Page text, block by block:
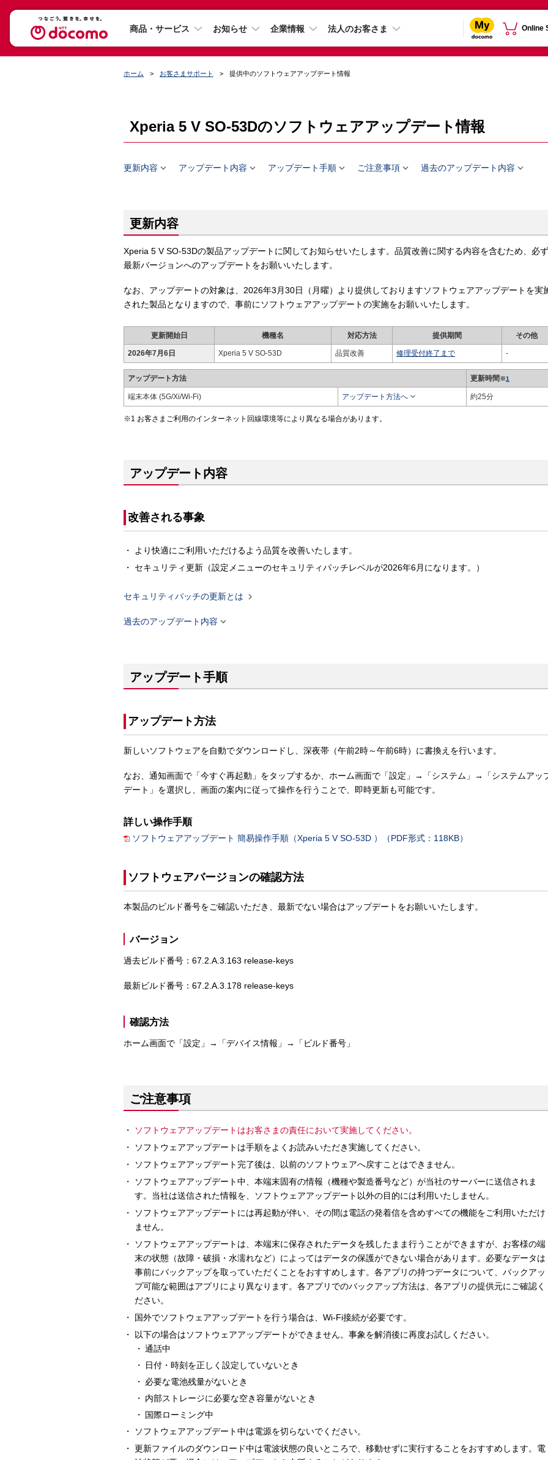
商品・サービス お知らせ 企業情報 法人のお客さま Online
ホーム お客さまサポート 提供中のソフトウェアアップデート情報
Xperia 5 V SO-53Dのソフトウェアアップデート情報
更新内容  アップデート内容  アップデート手順 ご注意事項 過去のアップデート内容 
更新内容
Xperia 5 V SO-53Dの製品アップデートに関してお知らせいたします。品質改善に関する内容を含むため、必ず
最新バージョンへのアップデートをお願いいたします。
なお、アップデートの対象は、2026年3月30日（月曜）より提供しておりますソフトウェアアップデートを実
された製品となりますので、事前にソフトウェアアップデートの実施をお願いいたします。
更新開始日 機種名 対応方法 提供期間 その他
2026年7月6日 Xperia 5 V SO-53D 品質改善 修理受付終了まで -
アップデート方法 更新時間※1
端末本体 (5G/Xi/Wi-Fi) アップデート方法へ 約25分
お客さまご利用のインターネット回線環境等により異なる場合があります。
アップデート内容
改善される事象
より快適にご利用いただけるよう品質を改善いたします。
セキュリティ更新（設定メニューのセキュリティパッチレベルが2026年6月になります。）
セキュリティパッチの更新とは 
過去のアップデート内容 
アップデート手順
アップデート方法
新しいソフトウェアを自動でダウンロードし、深夜帯（午前2時～午前6時）に書換えを行います。
なお、通知画面で「今すぐ再起動」をタップするか、ホーム画面で「設定」→「システム」→「システムアッ
デート」を選択し、画面の案内に従って操作を行うことで、即時更新も可能です。
詳しい操作手順
ソフトウェアアップデート 簡易操作手順（Xperia 5 V SO-53D ）（PDF形式：118KB）
ソフトウェアバージョンの確認方法
本製品のビルド番号をご確認いただき、最新でない場合はアップデートをお願いいたします。
バージョン
過去ビルド番号：67.2.A.3.163 release-keys
最新ビルド番号：67.2.A.3.178 release-keys
確認方法
ホーム画面で「設定」→「デバイス情報」→「ビルド番号」
ご注意事項
ソフトウェアアップデートはお客さまの責任において実施してください。
ソフトウェアアップデートは手順をよくお読みいただき実施してください。
ソフトウェアアップデート完了後は、以前のソフトウェアへ戻すことはできません。
ソフトウェアアップデート中、本端末固有の情報（機種や製造番号など）が当社のサーバーに送信されま
す。当社は送信された情報を、ソフトウェアアップデート以外の目的には利用いたしません。
ソフトウェアアップデートには再起動が伴い、その間は電話の発着信を含めすべての機能をご利用いただけ
ません。
ソフトウェアアップデートは、本端末に保存されたデータを残したまま行うことができますが、お客様の端
末の状態（故障・破損・水濡れなど）によってはデータの保護ができない場合があります。必要なデータは
事前にバックアップを取っていただくことをおすすめします。各アプリの持つデータについて、バックアッ
プ可能な範囲はアプリにより異なります。各アプリでのバックアップ方法は、各アプリの提供元にご確認く
ださい。
国外でソフトウェアアップデートを行う場合は、Wi-Fi接続が必要です。
以下の場合はソフトウェアアップデートができません。事象を解消後に再度お試しください。
通話中
日付・時刻を正しく設定していないとき
必要な電池残量がないとき
内部ストレージに必要な空き容量がないとき
国際ローミング中
ソフトウェアアップデート中は電源を切らないでください。
更新ファイルのダウンロード中は電波状態の良いところで、移動せずに実行することをおすすめします。電